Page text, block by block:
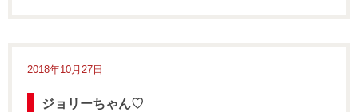
2018年10月27日
ジョリーちゃん♡